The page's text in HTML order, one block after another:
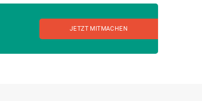
JETZT MITMACHEN